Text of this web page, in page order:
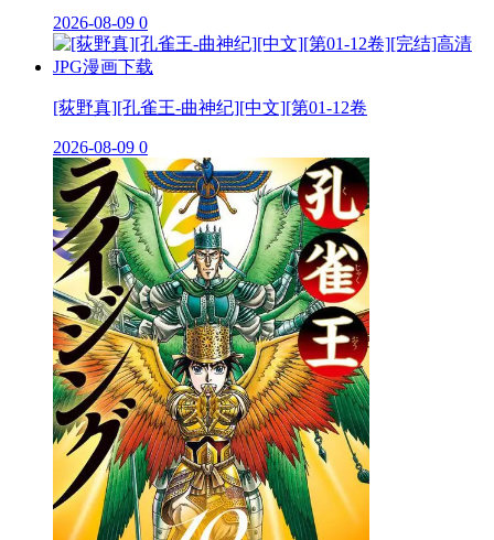
2026-08-09 0
[荻野真][孔雀王-曲神纪][中文][第01-12卷
2026-08-09 0